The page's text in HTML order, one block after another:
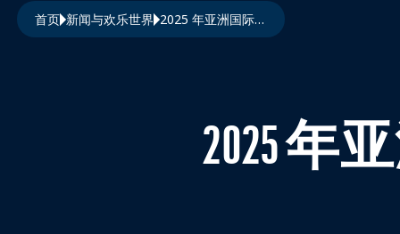
面包屑
首页 新闻与欢乐世界 2025 年亚洲国际游乐园博览会新闻发布会 - Cloned
2025 年